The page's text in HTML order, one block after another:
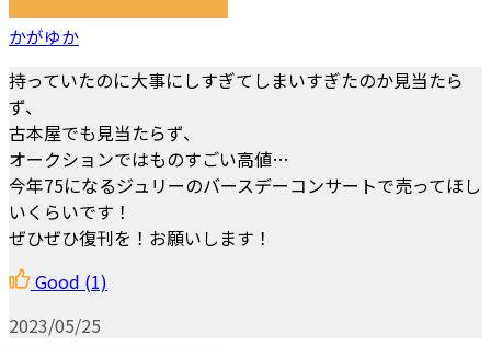
かがゆか
持っていたのに大事にしすぎてしまいすぎたのか見当たら
ず、
古本屋でも見当たらず、
オークションではものすごい高値…
今年75になるジュリーのバースデーコンサートで売ってほし
いくらいです！
ぜひぜひ復刊を！お願いします！
Good (1)
2023/05/25